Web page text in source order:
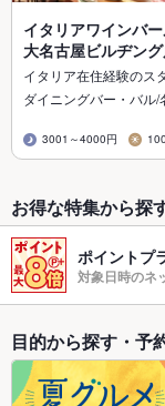
イタリアワインバ
大名古屋ビルヂン
イタリア在住経験のス
ダイニングバー・バル/
3001～4000円
お得な特集から探
ポイントプ
対象日時のネ
目的から探す・予